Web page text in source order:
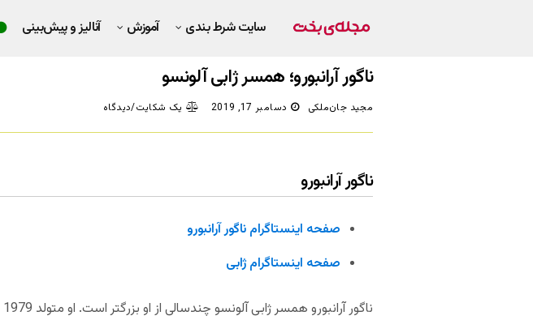
سایت شرط بندی آموزش آنالیز و پیش‌بینی
ناگور آرانبورو؛ همسر ژابی آلونسو
مجید جان‌ملکی دسامبر 17, 2019 یک شکایت/دیدگاه
ناگور آرانبورو
صفحه اینستاگرام ناگور آرانبورو
صفحه اینستاگرام ژابی